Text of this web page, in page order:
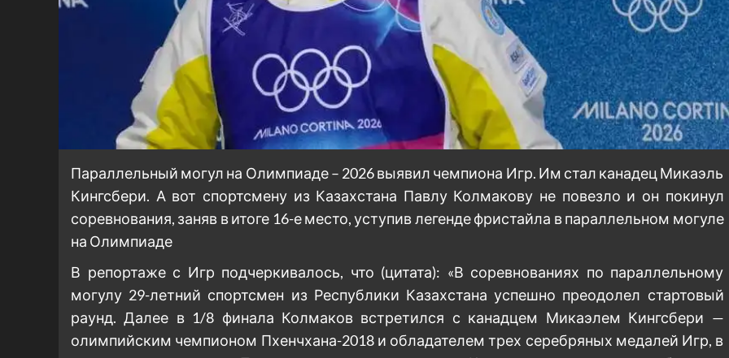
Параллельный могул на Олимпиаде – 2026 выявил чемпиона Игр. Им стал канадец Микаэль
Кингсбери. А вот спортсмену из Казахстана Павлу Колмакову не повезло и он покинул
соревнования, заняв в итоге 16-е место, уступив легенде фристайла в параллельном могуле
на Олимпиаде
В репортаже с Игр подчеркивалось, что (цитата): «В соревнованиях по параллельному
могулу 29-летний спортсмен из Республики Казахстана успешно преодолел стартовый
раунд. Далее в 1/8 финала Колмаков встретился с канадцем Микаэлем Кингсбери —
олимпийским чемпионом Пхенчхана-2018 и обладателем трех серебряных медалей Игр, в